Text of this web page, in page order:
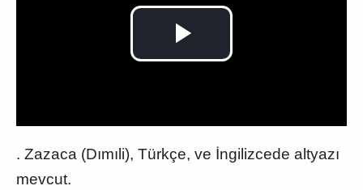
Play
. Zazaca (Dımıli), Türkçe, ve İngilizcede altyazı
mevcut.